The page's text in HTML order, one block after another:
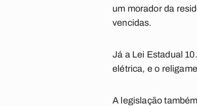
um morador da
vencidas.
Já a Lei Estadual
elétrica, e o
A legislação